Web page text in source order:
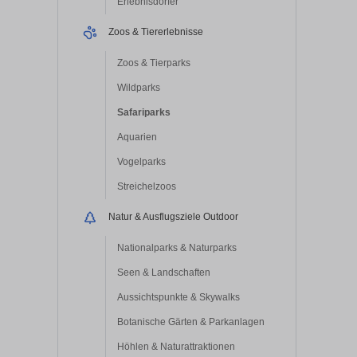
Zoos & Tiererlebnisse
Zoos & Tierparks
Wildparks
Safariparks
Aquarien
Vogelparks
Streichelzoos
Natur & Ausflugsziele Outdoor
Nationalparks & Naturparks
Seen & Landschaften
Aussichtspunkte & Skywalks
Botanische Gärten & Parkanlagen
Höhlen & Naturattraktionen